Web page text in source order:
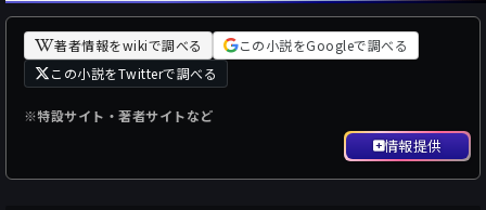
著者情報をwikiで調べる
この小説をGoogleで調べる
この小説をTwitterで調べる
※特設サイト・著者サイトなど
情報提供